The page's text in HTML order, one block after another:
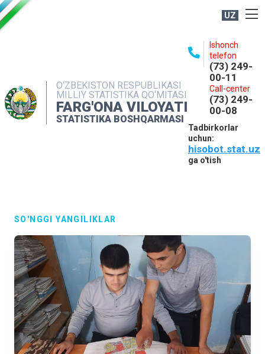
UZ
O‘ZBEKISTON RESPUBLIKASI
MILLIY STATISTIKA QO‘MITASI
FARG'ONA VILOYATI
STATISTIKA BOSHQARMASI
Ishonch
telefon
(73) 249-
00-11
Call-center
(73) 249-
00-08
Tadbirkorlar
uchun:
hisobot.stat.uz
ga o'tish
NASHRLAR
INTERAKTIV XIZMATLAR
MATBUOT XIZMATI
SO'NGGI YANGILIKLAR